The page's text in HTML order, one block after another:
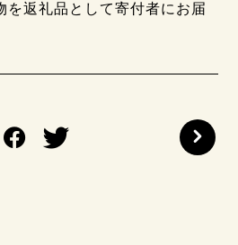
を返礼品として寄付者にお届